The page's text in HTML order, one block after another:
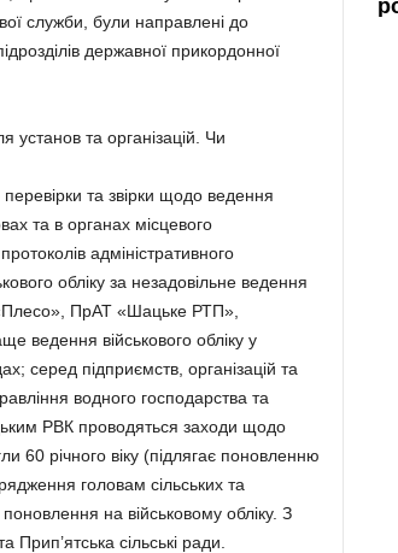
служби, були направлені до
державної прикордонної
установ та організацій. Чи
та звірки щодо ведення
та в органах місцевого
адміністративного
обліку за незадовільне ведення
ПрАТ «Шацьке РТП»,
військового обліку у
серед підприємств, організацій та
водного господарства та
РВК проводяться заходи щодо
60 річного віку (підлягає поновленню
головам сільських та
на військовому обліку. З
сільські ради.